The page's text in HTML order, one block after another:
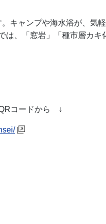
キャンプや海水浴が、気
は、「窓岩」「種市層カキ
コードから ↓